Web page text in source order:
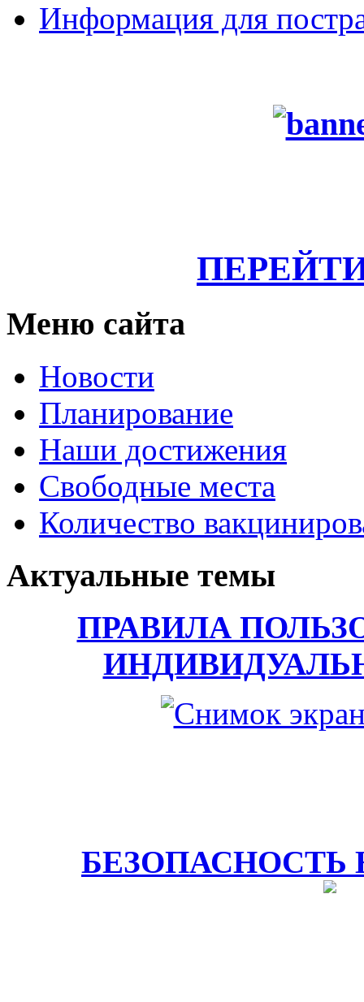
Информация для
Меню сайта
Новости
Планирование
Наши достижения
Свободные места
Количество
Актуальные темы
ПРАВИЛА
БЕЗОПАСНОСТЬ